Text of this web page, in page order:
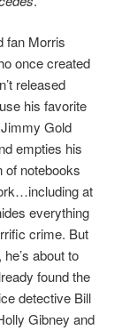
fan Morris
once created
released
his favorite
Gold
empties his
of notebooks
at
everything
crime. But
about to
found the
detective Bill
Gibney and